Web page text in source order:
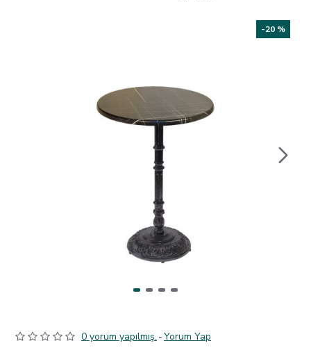
-20 %
0 yorum yapılmış. -Yorum Yap